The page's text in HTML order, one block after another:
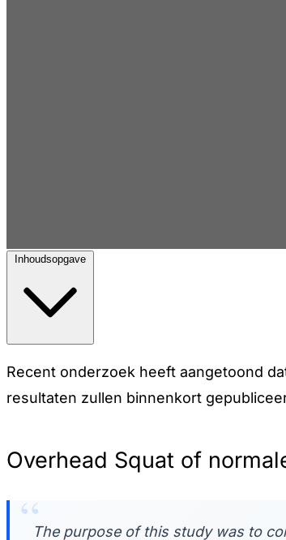
Inhoudsopgave
Recent onderzoek heeft aangetoond
resultaten zullen binnenkort
Overhead Squat of
The purpose of this study was to